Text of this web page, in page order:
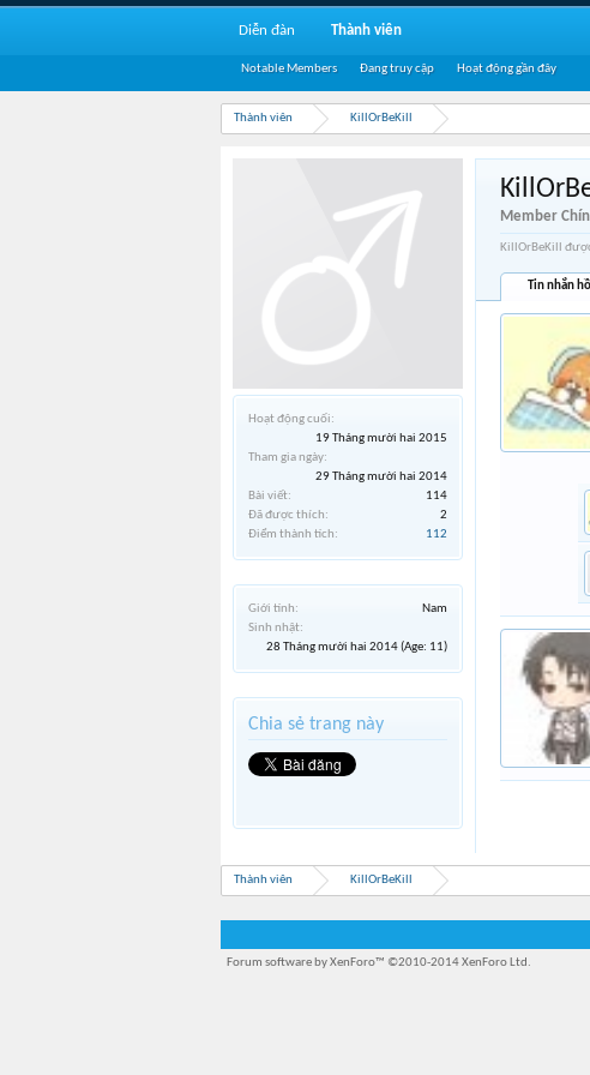
Thành viên KillOrBeKill
Hoạt động cuối:
19 Tháng mười hai 2015
Tham gia ngày:
29 Tháng mười hai 2014
Bài viết:
114
Đã được thích:
2
Điểm thành tích:
112
Giới tính:
Nam
Sinh nhật:
28 Tháng mười hai 2014(Age: 11)
Chia sẻ trang này
Member
KillOrBeKill
Tin nhắn
Thành viên KillOrBeKill
Diễn đàn Thành viên
Notable Members Đang truy cập Hoạt động gần đây
Forum software by XenForo™ ©2010-2014 XenForo Ltd.